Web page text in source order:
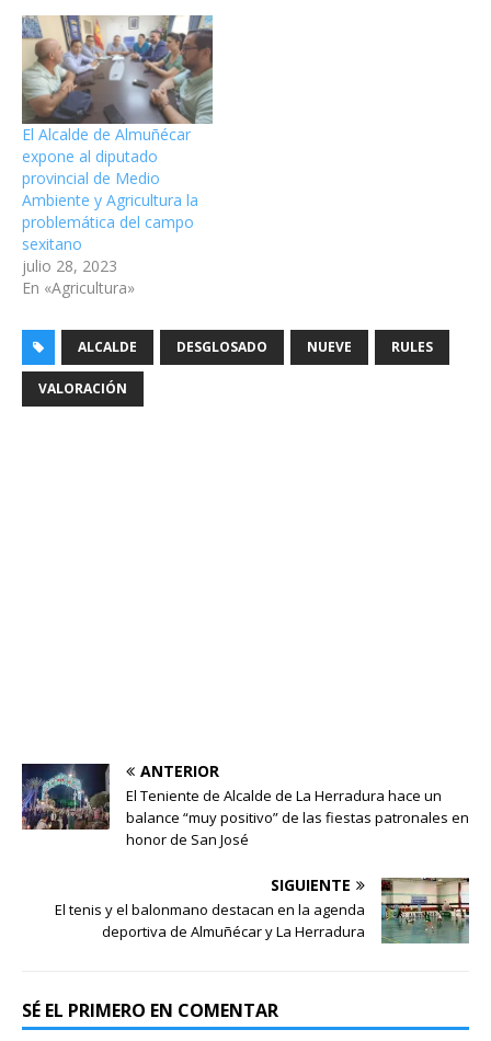
El Alcalde de Almuñécar
expone al diputado
provincial de Medio
Ambiente y Agricultura la
problemática del campo
sexitano
julio 28, 2023
En «Agricultura»
ALCALDE DESGLOSADO NUEVE RULES
VALORACIÓN
ANTERIOR
El Teniente de Alcalde de La Herradura hace un
balance “muy positivo” de las fiestas patronales en
honor de San José
SIGUIENTE
El tenis y el balonmano destacan en la agenda
deportiva de Almuñécar y La Herradura
SÉ EL PRIMERO EN COMENTAR